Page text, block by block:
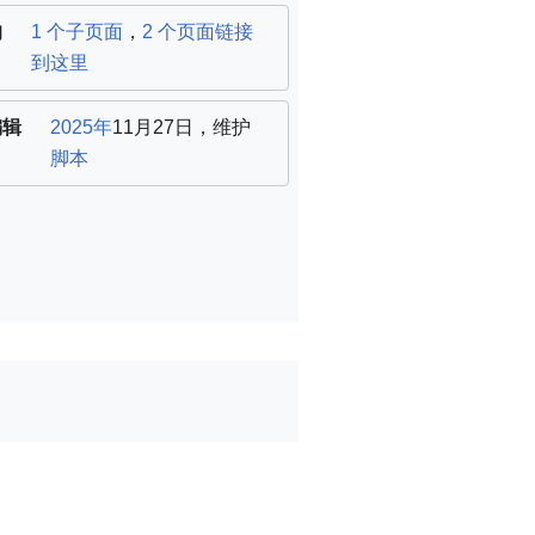
1 个子页面 ， 2 个页面链接
到这里
2025年11月27日， 维护
脚本